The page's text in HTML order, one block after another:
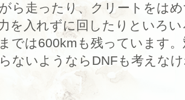
ら走ったり、クリートをは
を入れずに回したりといろ
では600kmも残っています
ないようならDNFも考えな